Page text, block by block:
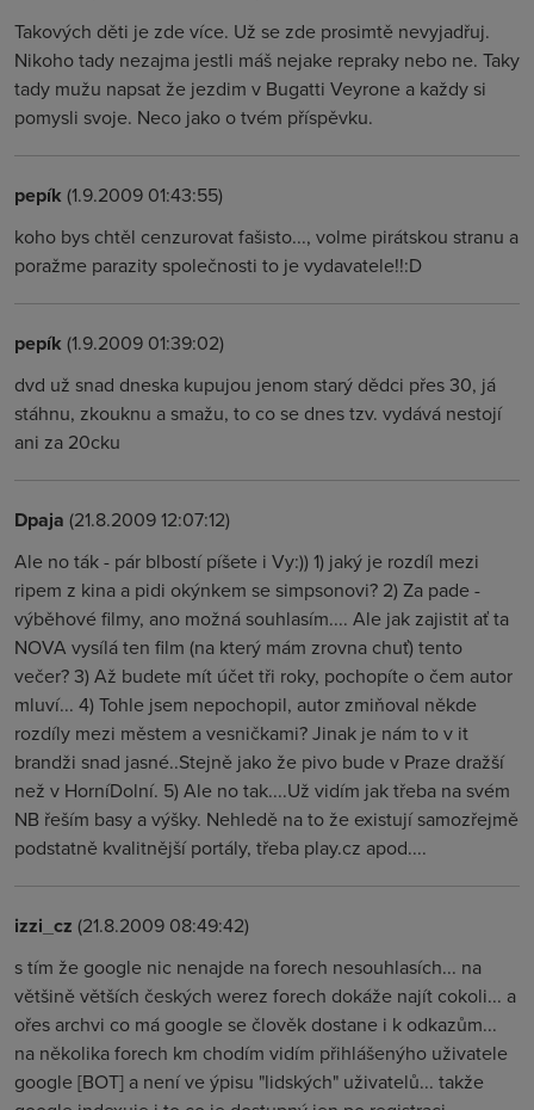
Takových děti je zde více. Už se zde prosimtě nevyjadřuj.
Nikoho tady nezajma jestli máš nejake repraky nebo ne. Taky
tady mužu napsat že jezdim v Bugatti Veyrone a každy si
pomysli svoje. Neco jako o tvém příspěvku.
pepík (1.9.2009 01:43:55)
koho bys chtěl cenzurovat fašisto..., volme pirátskou stranu a
poražme parazity společnosti to je vydavatele!!:D
pepík (1.9.2009 01:39:02)
dvd už snad dneska kupujou jenom starý dědci přes 30, já
stáhnu, zkouknu a smažu, to co se dnes tzv. vydává nestojí
ani za 20cku
Dpaja (21.8.2009 12:07:12)
Ale no ták - pár blbostí píšete i Vy:)) 1) jaký je rozdíl mezi
ripem z kina a pidi okýnkem se simpsonovi? 2) Za pade -
výběhové filmy, ano možná souhlasím.... Ale jak zajistit ať ta
NOVA vysílá ten film (na který mám zrovna chuť) tento
večer? 3) Až budete mít účet tři roky, pochopíte o čem autor
mluví... 4) Tohle jsem nepochopil, autor zmiňoval někde
rozdíly mezi městem a vesničkami? Jinak je nám to v it
brandži snad jasné..Stejně jako že pivo bude v Praze dražší
než v HorníDolní. 5) Ale no tak....Už vidím jak třeba na svém
NB řeším basy a výšky. Nehledě na to že existují samozřejmě
podstatně kvalitnější portály, třeba play.cz apod....
izzi_cz (21.8.2009 08:49:42)
s tím že google nic nenajde na forech nesouhlasích... na
většině větších českých werez forech dokáže najít cokoli... a
ořes archvi co má google se člověk dostane i k odkazům...
na několika forech km chodím vidím přihlášenýho uživatele
google [BOT] a není ve ýpisu "lidských" uživatelů... takže